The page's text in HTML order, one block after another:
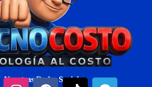
Nuestras Redes Sociales: